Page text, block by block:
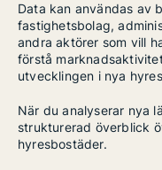
Data kan användas av
fastighetsbolag,
andra aktörer som vill
förstå
utvecklingen i nya
När du analyserar nya
strukturerad överblick
hyresbostäder.